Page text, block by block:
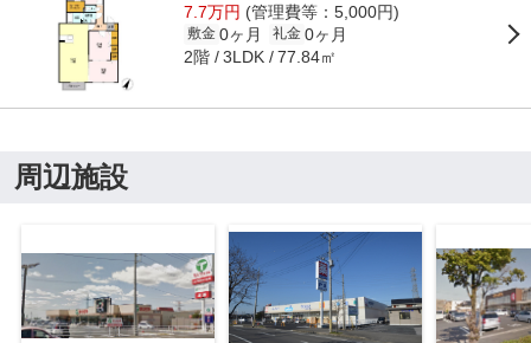
7.7万円 (管理費等：5,000円)
敷金 0ヶ月 礼金 0ヶ月
2階 3LDK 77.84㎡
周辺施設